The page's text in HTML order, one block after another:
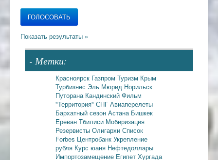
- Метки:
Красноярск Газпром Туризм Крым
Турбизнес Эль Мюрид Норильск
Путорана Кандинский Фильм
"Территория" СНГ Авиаперелеты
Бархатный сезон Астана Бишкек
Ереван Тбилиси Мобиризация
Резервисты Олигархи Список
Forbes Центробанк Укрепление
рубля Курс юаня Нефтедоллары
Импортозамещение Египет Хургада